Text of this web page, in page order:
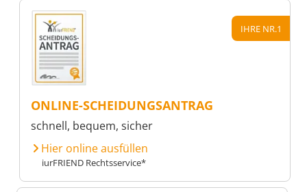
IHRE NR.1
ONLINE-SCHEIDUNGSANTRAG
schnell, bequem, sicher
Hier online ausfüllen
iurFRIEND Rechtsservice*